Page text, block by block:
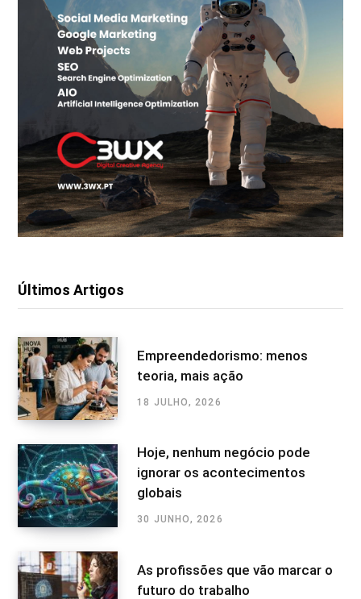
Últimos Artigos
Empreendedorismo: menos
teoria, mais ação
18 JULHO, 2026
Hoje, nenhum negócio pode
ignorar os acontecimentos
globais
30 JUNHO, 2026
As profissões que vão marcar o
futuro do trabalho